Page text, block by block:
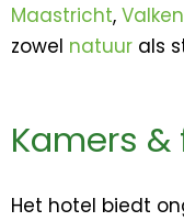
Maastricht,
zowel natuur als
Kamers
Het hotel biedt